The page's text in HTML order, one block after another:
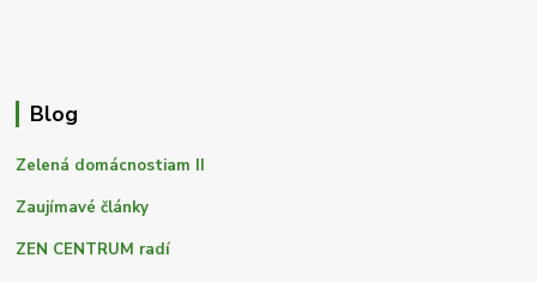
Blog
Zelená domácnostiam II
Zaujímavé články
ZEN CENTRUM radí